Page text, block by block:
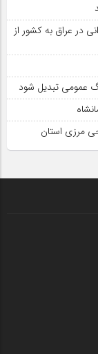
در عراق به کشور از
عمومی تبدیل شود
مرزی استان